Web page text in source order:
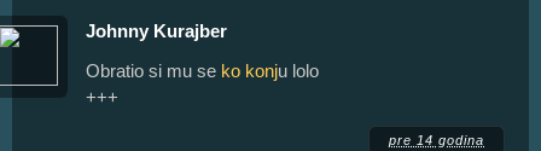
Johnny Kurajber
Obratio si mu se ko konju lolo
+++
pre 14 godina